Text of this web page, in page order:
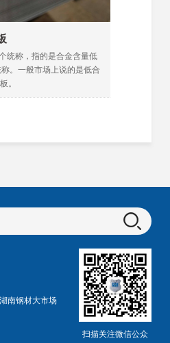
统称，指的是合金含量低
。一般市场上说的是低合
。
南钢材大市场
扫描关注微信公众